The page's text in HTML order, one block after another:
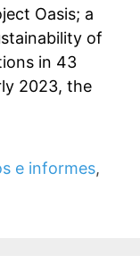
Oasis; a
of
in 43
2023, the
e informes,